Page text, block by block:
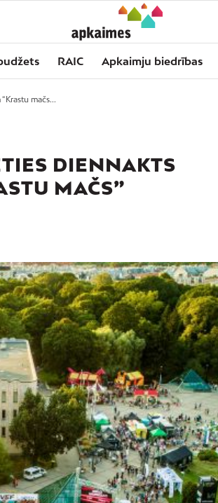
RAIC Apkaimju biedrības
mačs...
DIENNAKTS
MAČS”